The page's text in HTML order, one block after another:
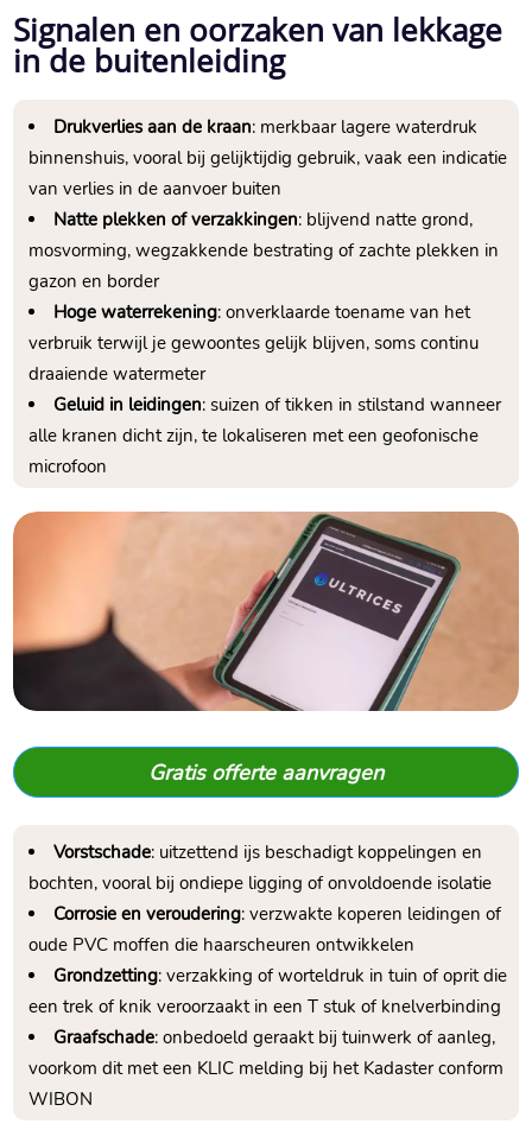
Signalen en oorzaken van lekkage
in de buitenleiding
Drukverlies aan de kraan: merkbaar lagere waterdruk
binnenshuis, vooral bij gelijktijdig gebruik, vaak een indicatie
van verlies in de aanvoer buiten
Natte plekken of verzakkingen: blijvend natte grond,
mosvorming, wegzakkende bestrating of zachte plekken in
gazon en border
Hoge waterrekening: onverklaarde toename van het
verbruik terwijl je gewoontes gelijk blijven, soms continu
draaiende watermeter
Geluid in leidingen: suizen of tikken in stilstand wanneer
alle kranen dicht zijn, te lokaliseren met een geofonische
microfoon
Gratis offerte aanvragen
Vorstschade: uitzettend ijs beschadigt koppelingen en
bochten, vooral bij ondiepe ligging of onvoldoende isolatie
Corrosie en veroudering: verzwakte koperen leidingen of
oude PVC moffen die haarscheuren ontwikkelen
Grondzetting: verzakking of worteldruk in tuin of oprit die
een trek of knik veroorzaakt in een T stuk of knelverbinding
Graafschade: onbedoeld geraakt bij tuinwerk of aanleg,
voorkom dit met een KLIC melding bij het Kadaster conform
WIBON